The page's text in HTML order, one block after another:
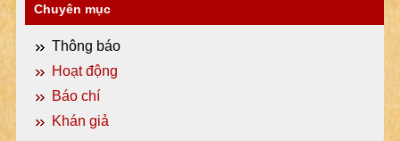
Chuyên mục
Thông báo
Hoạt động
Báo chí
Khán giả